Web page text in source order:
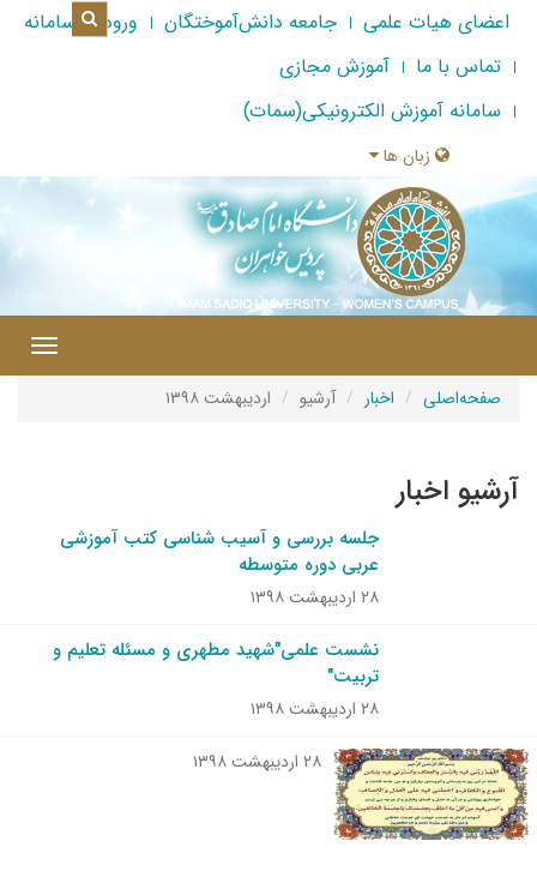
اعضای هیات علمی جامعه دانش‌آموختگان
ورود به سامانه
تماس با ما
آموزش مجازی
سامانه آموزش الکترونیکی(سمات)
زبان ها
صفحه‌اصلی اخبار آرشیو اردیبهشت ۱۳۹۸
آرشیو اخبار
جلسه بررسی و آسیب شناسی کتب آموزشی
عربی دوره متوسطه
۲۸ اردیبهشت ۱۳۹۸
نشست علمی"شهید مطهری و مسئله تعلیم و
تربیت"
۲۸ اردیبهشت ۱۳۹۸
۲۸ اردیبهشت ۱۳۹۸